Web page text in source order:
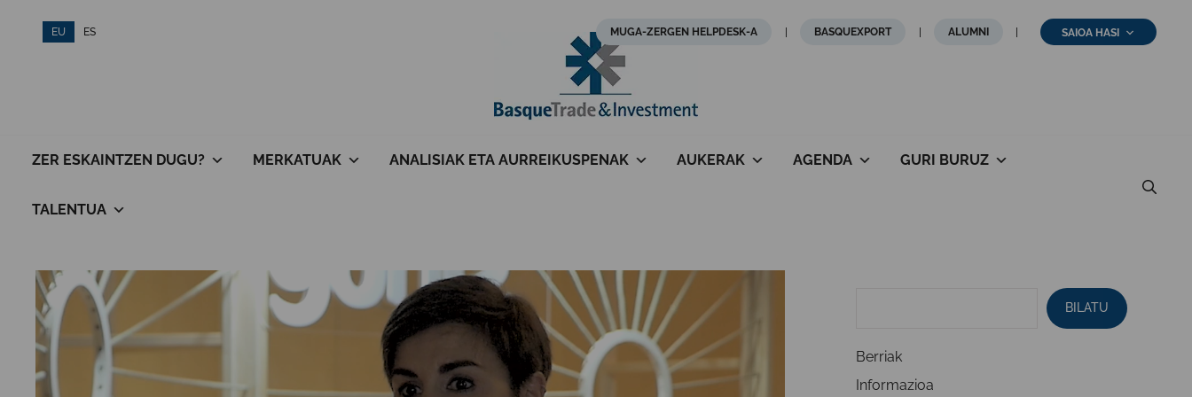
EU ES MUGA-ZERGEN HELPDESK-A BASQUEXPORT ALUMNI SAIOA HASI
ZER ESKAINTZEN DUGU? MERKATUAK ANALISIAK ETA AURREIKUSPENAK AUKERAK AGENDA GURI BURUZ
TALENTUA
BILATU
Berriak
Informazioa